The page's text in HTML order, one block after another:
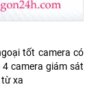
tốt camera có
camera giám sát
từ xa